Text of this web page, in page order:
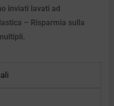
inviati lavati ad
– Risparmia sulla